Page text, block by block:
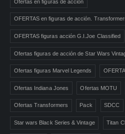
Ofertas en figuras de acción
OFERTAS en figuras de acción.
OFERTAS figuras acción G.I.Joe Classified
Ofertas figuras de acción de Star Wars
Ofertas figuras Marvel Legends
Ofertas Indiana Jones Ofertas MOTU
Ofertas Transformers Pack SDCC
Star wars Black Series & Vintage Titan